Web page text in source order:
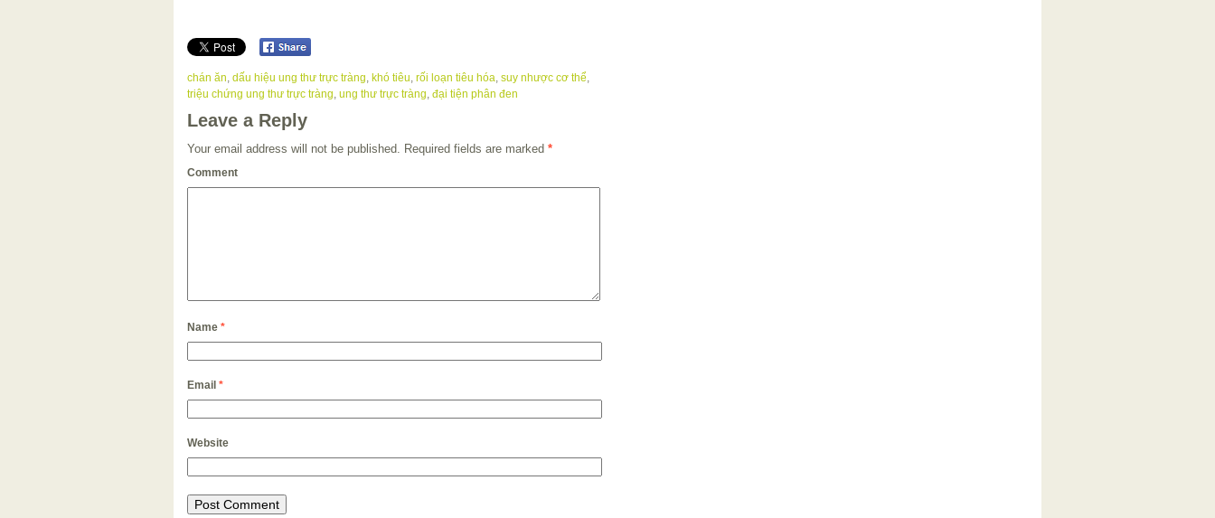
chán ăn, dấu hiệu ung thư trực tràng, khó tiêu, rối loạn tiêu hóa, suy nhược cơ thể,
triệu chứng ung thư trực tràng, ung thư trực tràng, đại tiện phân đen
Leave a Reply
Your email address will not be published. Required fields are marked *
Comment
Name *
Email *
Website